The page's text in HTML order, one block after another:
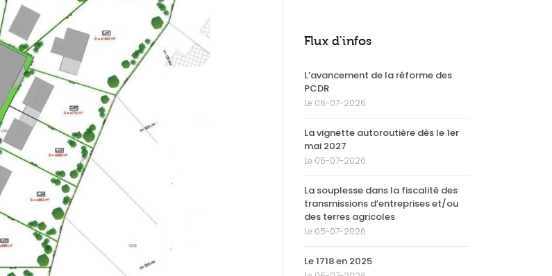
Flux d'infos
L’avancement de la réforme des
PCDR
Le 06-07-2026
La vignette autoroutière dès le 1er
mai 2027
Le 05-07-2026
La souplesse dans la fiscalité des
transmissions d’entreprises et/ou
des terres agricoles
Le 05-07-2026
Le 1718 en 2025